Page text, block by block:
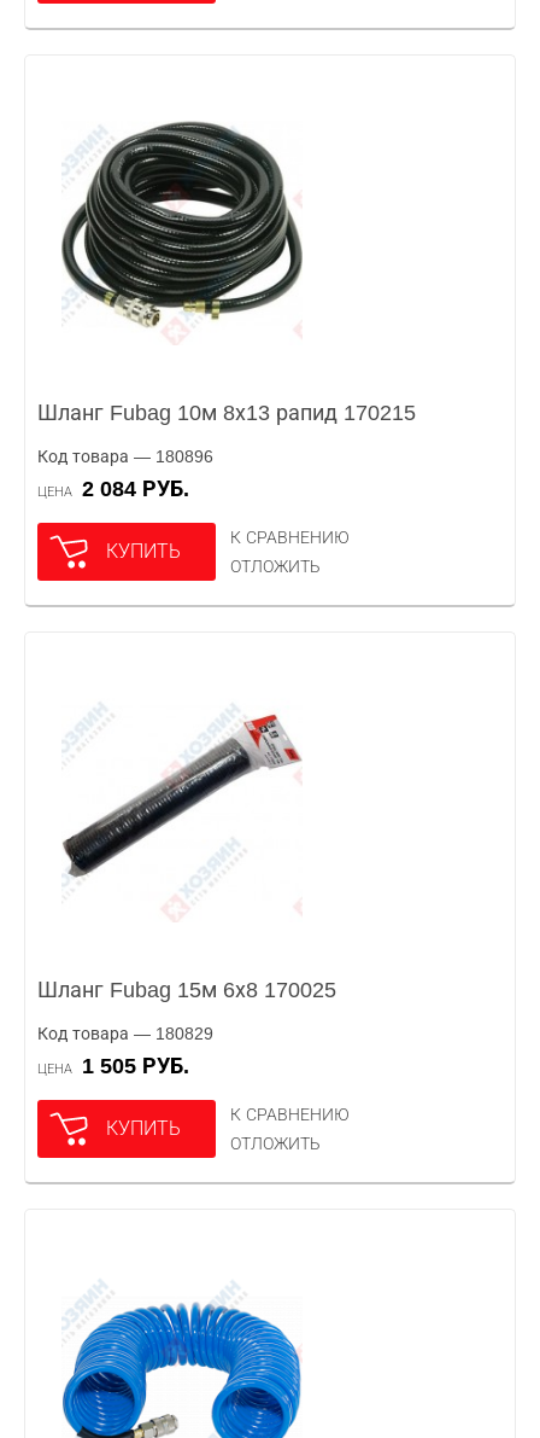
Шланг Fubag 10м 8х13 рапид 170215
Код товара — 180896
ЦЕНА 2 084 РУБ.
КУПИТЬ
К СРАВНЕНИЮ
ОТЛОЖИТЬ
Шланг Fubag 15м 6х8 170025
Код товара — 180829
ЦЕНА 1 505 РУБ.
КУПИТЬ
К СРАВНЕНИЮ
ОТЛОЖИТЬ